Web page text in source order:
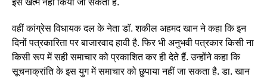
इसे खत्म नही किया जा सकता है.
वहीं कांग्रेस विधायक दल के नेता डाॅ. शकील अहमद खान ने कहा कि इन
दिनों पत्रकारिता पर बाजारवाद हावी है. फिर भी अनुभवी पत्रकार किसी ना
किसी रूप में सही समाचार को प्रकाशित कर ही देते हैं. उन्होंने कहा कि
सूचनाक्रांति के इस युग में समाचार को छुपाया नहीं जा सकता है. डा. खान